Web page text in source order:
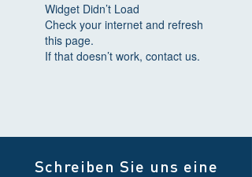
Widget Didn’t Load
Check your internet and refresh
this page.
If that doesn’t work, contact us.
Schreiben Sie uns eine